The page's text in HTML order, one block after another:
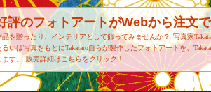
評のフォトアートがWebから注文で
品を贈ったり、インテリアとして飾ってみませんか？ 写真家
るいは写真をもとにTakataro自らが製作したフォトアートを、
ます。 販売詳細はこちらをクリック！